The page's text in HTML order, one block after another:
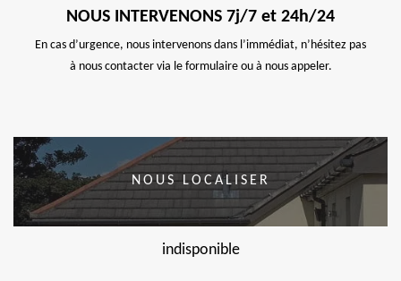
NOUS INTERVENONS 7j/7 et 24h/24
En cas d’urgence, nous intervenons dans l’immédiat, n’hésitez pas
à nous contacter via le formulaire ou à nous appeler.
NOUS LOCALISER
indisponible